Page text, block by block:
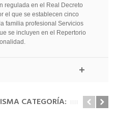
regulada en el Real Decreto
el que se establecen cinco
familia profesional Servicios
se incluyen en el Repertorio
CATEGORÍA: